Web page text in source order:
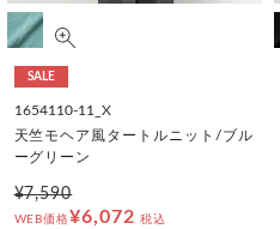
SALE
1654110-11_X
天竺モヘア風タートルニット/ブル
ーグリーン
¥7,590
WEB価格¥6,072 税込